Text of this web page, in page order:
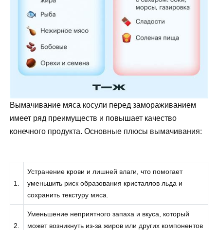
Вымачивание мяса косули перед замораживанием
имеет ряд преимуществ и повышает качество
конечного продукта. Основные плюсы вымачивания:
1.
Устранение крови и лишней влаги, что помогает
уменьшить риск образования кристаллов льда и
сохранить текстуру мяса.
2.
Уменьшение неприятного запаха и вкуса, который
может возникнуть из-за жиров или других компонентов